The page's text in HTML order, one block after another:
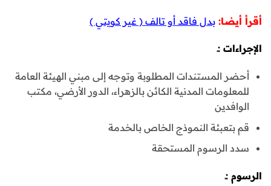
أقرأ أيضا: بدل فاقد أو تالف ( غير كويتي )
الإجراءات :ـ
أحضر المستندات المطلوبة وتوجه إلى مبني الهيئة العامة
للمعلومات المدنية الكائن بالزهراء، الدور الأرضي، مكتب
الوافدين
قم بتعبئة النموذج الخاص بالخدمة
سدد الرسوم المستحقة
الرسوم :ـ